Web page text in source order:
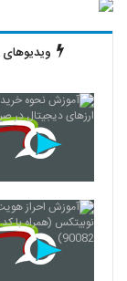
ویدیوهای